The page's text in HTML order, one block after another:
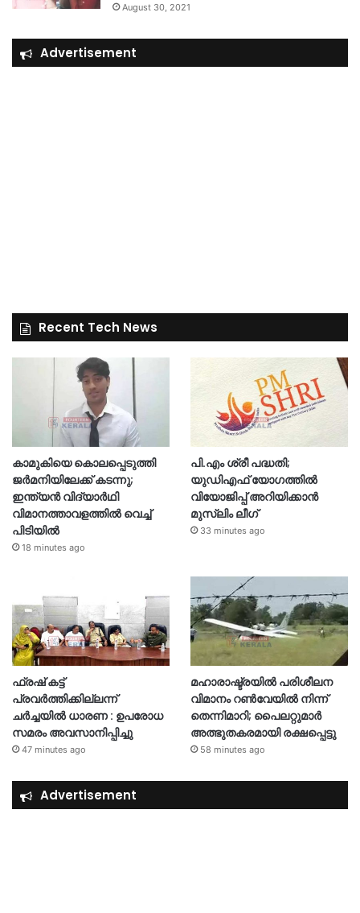
August 30, 2021
Advertisement
Recent Tech News
കാമുകിയെ കൊലപ്പെടുത്തി
ജർമനിയിലേക്ക് കടന്നു;
ഇന്ത്യൻ വിദ്യാർഥി
വിമാനത്താവളത്തിൽ വെച്ച്
പിടിയിൽ
18 minutes ago
പി.എം ശ്രീ പദ്ധതി;
യുഡിഎഫ് യോഗത്തിൽ
വിയോജിപ്പ് അറിയിക്കാൻ
മുസ്ലിം ലീഗ്
33 minutes ago
ഫ്രഷ് കട്ട്
പ്രവർത്തിക്കില്ലന്ന്
ചർച്ചയിൽ ധാരണ : ഉപരോധ
സമരം അവസാനിപ്പിച്ചു
47 minutes ago
മഹാരാഷ്ട്രയിൽ പരിശീലന
വിമാനം റൺവേയിൽ നിന്ന്
തെന്നിമാറി; പൈലറ്റുമാർ
അത്ഭുതകരമായി രക്ഷപ്പെട്ടു
58 minutes ago
Advertisement